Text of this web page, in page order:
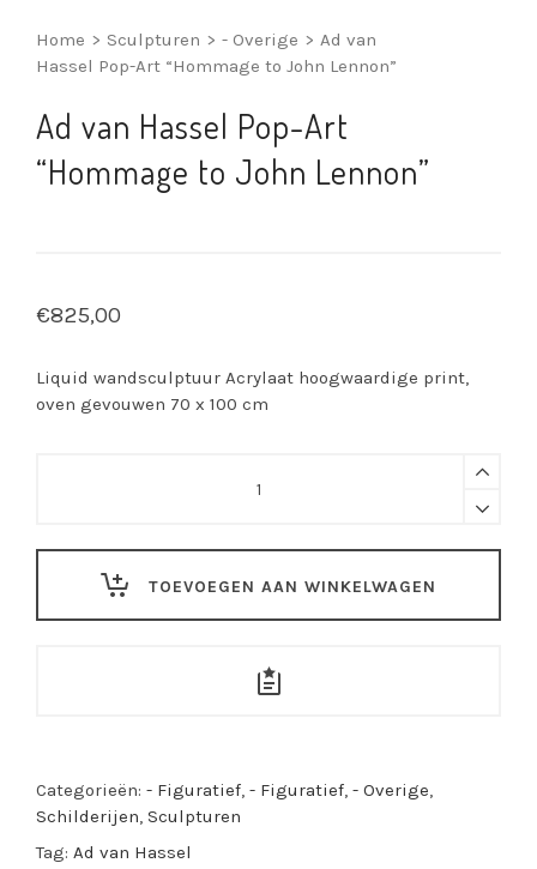
Home > Sculpturen > - Overige > Ad van
Hassel Pop-Art “Hommage to John Lennon”
Ad van Hassel Pop-Art
“Hommage to John Lennon”
€825,00
Liquid wandsculptuur Acrylaat hoogwaardige print,
oven gevouwen 70 x 100 cm
Pop-
"Hommage
to
TOEVOEGEN AAN WINKELWAGEN
Categorieën: - Figuratief, - Figuratief, - Overige,
Schilderijen, Sculpturen
Tag: Ad van Hassel